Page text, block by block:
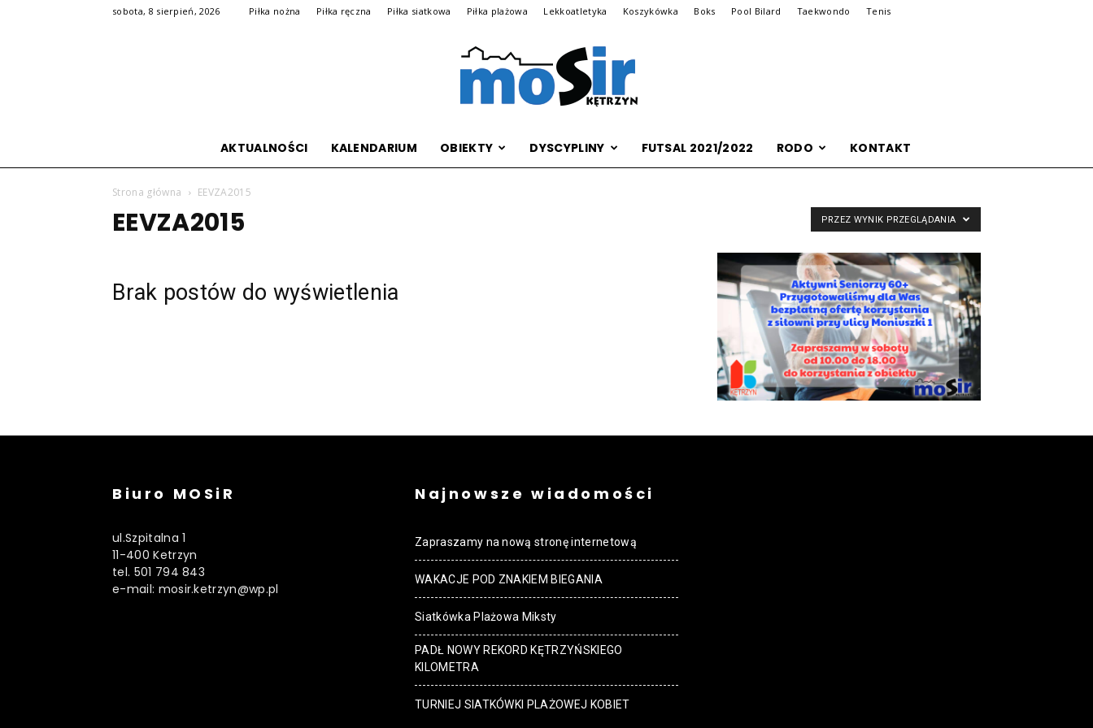
sobota, 8 sierpień, 2026 Piłka nożna Piłka ręczna Piłka siatkowa Piłka plażowa Lekkoatletyka Koszykówka Boks Pool Bilard Taekwondo Tenis
Archiwalna
Kętrzyn
AKTUALNOŚCI KALENDARIUM OBIEKTY DYSCYPLINY FUTSAL 2021/2022 RODO KONTAKT
Strona główna EEVZA2015
EEVZA2015 PRZEZ WYNIK PRZEGLĄDANIA
Brak postów do wyświetlenia
Biuro MOSiR
ul.Szpitalna 1
11-400 Ketrzyn
tel. 501 794 843
e-mail: mosir.ketrzyn@wp.pl
Najnowsze wiadomości
Zapraszamy na nową stronę internetową
WAKACJE POD ZNAKIEM BIEGANIA
Siatkówka Plażowa Miksty
PADŁ NOWY REKORD KĘTRZYŃSKIEGO
KILOMETRA
TURNIEJ SIATKÓWKI PLAŻOWEJ KOBIET